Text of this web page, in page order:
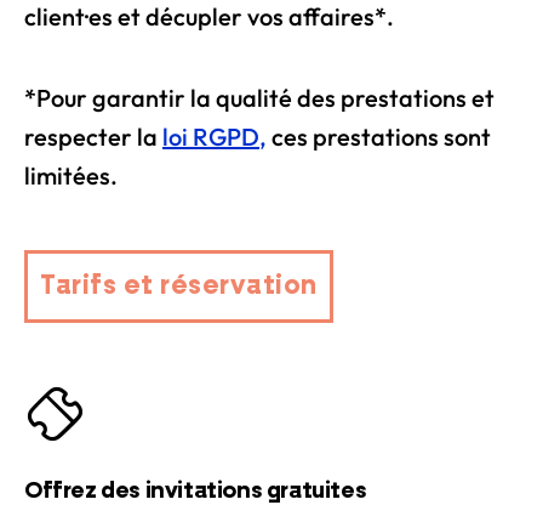
client·es et décupler vos affaires*.
*Pour garantir la qualité des prestations et
respecter la loi RGPD, ces prestations sont
limitées.
Tarifs et réservation
Offrez des invitations gratuites